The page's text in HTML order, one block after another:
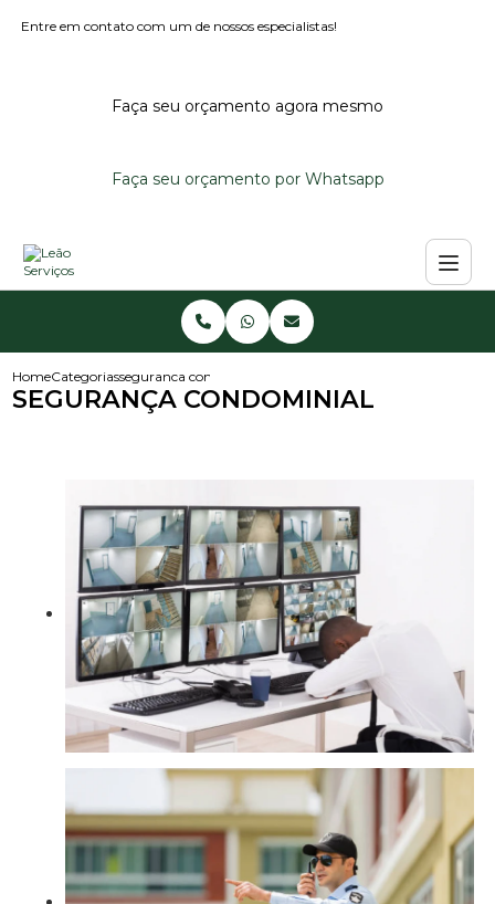
Entre em contato com um de nossos especialistas!
Faça seu orçamento agora mesmo
Faça seu orçamento por Whatsapp
HomeCategoriasseguranca condominial
SEGURANÇA CONDOMINIAL